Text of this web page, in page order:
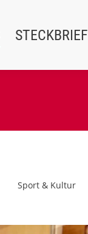
STECKBRIEF
Sport & Kultur